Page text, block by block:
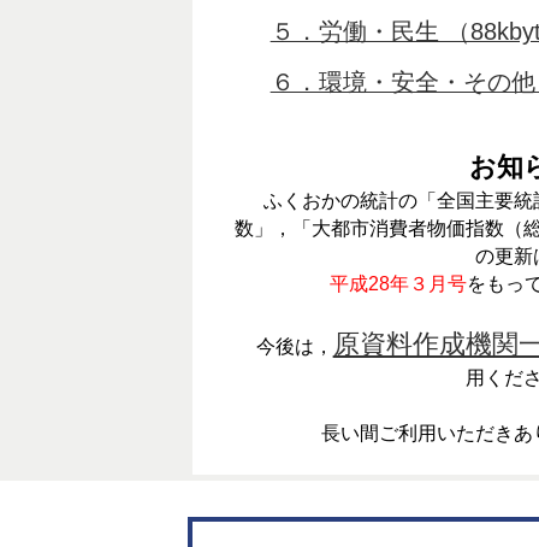
５．労働・民生 （
６．環境・安全・その
お知
ふくおかの統計の「全国主要
数」，「大都市消費者物価指数（
の更新
平成28年３月号をもっ
今後は， 原資料作成機関
用くだ
長い間ご利用いただき